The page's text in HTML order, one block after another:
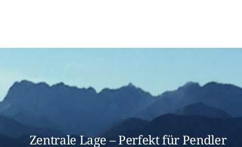
Zentrale Lage – Perfekt für Pendler